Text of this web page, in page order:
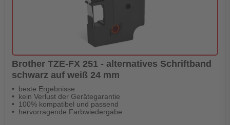
Brother TZE-FX 251 - alternatives Schriftband
schwarz auf weiß 24 mm
beste Ergebnisse
kein Verlust der Gerätegarantie
100% kompatibel und passend
hervorragende Farbwiedergabe